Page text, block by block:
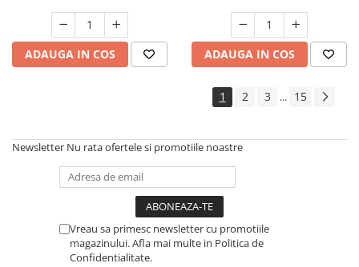
ADAUGA IN COS ADAUGA IN COS
1 2 3 ... 15
Newsletter Nu rata ofertele si promotiile noastre
Vreau sa primesc newsletter cu promotiile
magazinului. Afla mai multe in Politica de
Confidentialitate.